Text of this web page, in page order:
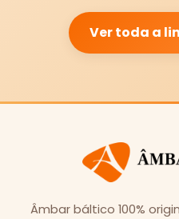
Ver toda a
Âmbar báltico 100%